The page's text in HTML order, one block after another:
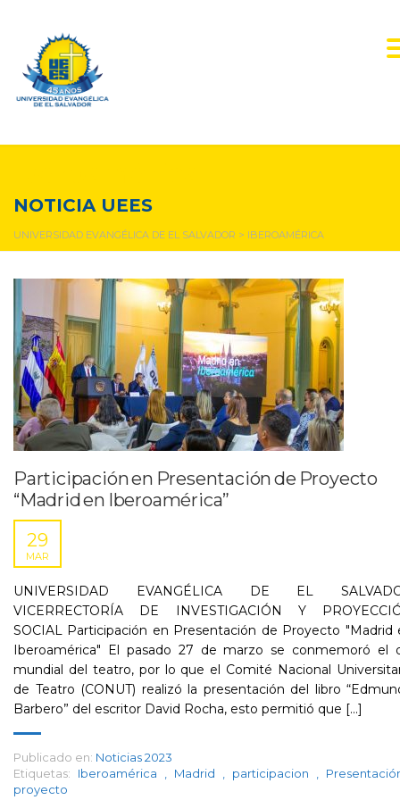
NOTICIA UEES
UNIVERSIDAD EVANGÉLICA DE EL SALVADOR > IBEROAMÉRICA
Participación en Presentación de Proyecto
“Madrid en Iberoamérica”
29
MAR
UNIVERSIDAD EVANGÉLICA DE EL
VICERRECTORÍA DE INVESTIGACIÓN Y
SOCIAL Participación en Presentación de Proyecto "Madrid
Iberoamérica" El pasado 27 de marzo se conmemoró el
mundial del teatro, por lo que el Comité Nacional
de Teatro (CONUT) realizó la presentación del libro
Barbero” del escritor David Rocha, esto permitió que [...]
Publicado en: Noticias 2023
Etiquetas:
Iberoamérica Madrid participacion
proyecto